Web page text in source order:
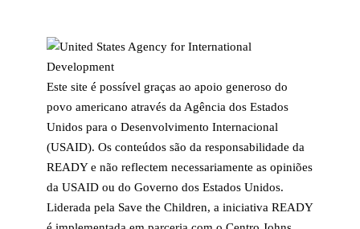
Este site é possível graças ao apoio generoso do
povo americano através da Agência dos Estados
Unidos para o Desenvolvimento Internacional
(USAID). Os conteúdos são da responsabilidade da
READY e não reflectem necessariamente as opiniões
da USAID ou do Governo dos Estados Unidos.
Liderada pela Save the Children, a iniciativa READY